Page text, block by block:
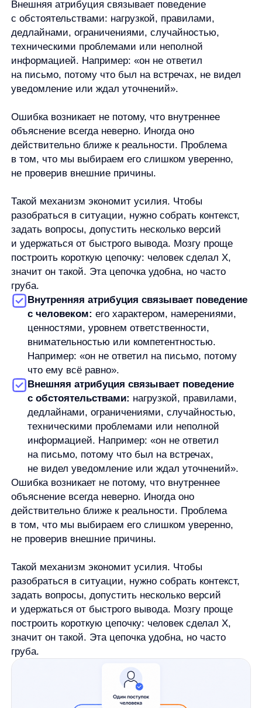
груба.
Внутренняя атрибуция связывает поведение
с человеком:
его характером, намерениями,
ценностями, уровнем ответственности,
внимательностью или компетентностью.
Например: «он не ответил на письмо, потому
что ему всё равно».
Внешняя атрибуция связывает поведение
техническими проблемами или неполной
информацией. Например: «он не ответил
на письмо, потому что был на встречах,
не видел уведомление или ждал уточнений».
Ошибка возникает не потому, что внутреннее
объяснение всегда неверно. Иногда оно
в том, что мы выбираем его слишком уверенно,
не проверив внешние причины.
Такой механизм экономит усилия. Чтобы
задать вопросы, допустить несколько версий
и удержаться от быстрого вывода. Мозгу проще
построить короткую цепочку: человек сделал X,
значит он такой. Эта цепочка удобна, но часто
груба.
Здесь важно не противопоставлять личность и
ситуацию как взаимоисключающие причины.
Человеческое поведение обычно складывается из
нескольких факторов. Фундаментальная ошибка
атрибуции начинается там, где мы видим только
поступок и слишком быстро превращаем его в
вывод о человеке.
Почему чужие поступки кажутся
характером, а свои —
обстоятельствами
Когда мы оцениваем другого человека, нам
доступна в основном внешняя часть события: что
он сказал, что сделал, как отреагировал, где
ошибся. Внутренний контекст мы не видим.
Мы не знаем, что происходило до этого, какие
ограничения были у человека, что он уже
пробовал, что ему сказали, сколько у него было
времени и какие риски он учитывал.